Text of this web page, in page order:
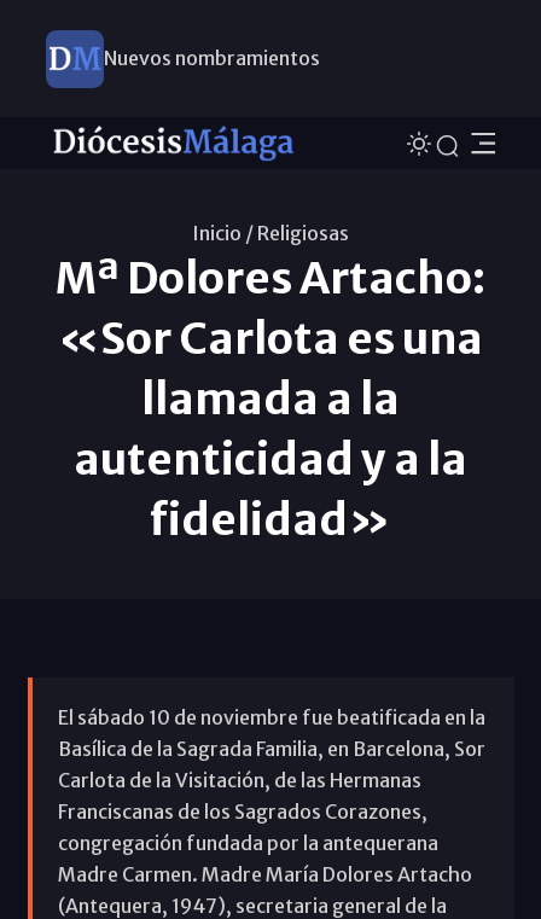
Nuevos nombramientos
Inicio / Religiosas
Mª Dolores Artacho:
«Sor Carlota es una
llamada a la
autenticidad y a la
fidelidad»
El sábado 10 de noviembre fue beatificada en la
Basílica de la Sagrada Familia, en Barcelona, Sor
Carlota de la Visitación, de las Hermanas
Franciscanas de los Sagrados Corazones,
congregación fundada por la antequerana
Madre Carmen. Madre María Dolores Artacho
(Antequera, 1947), secretaria general de la